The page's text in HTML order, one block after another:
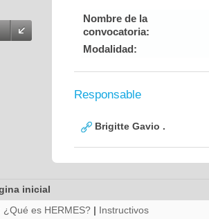
Nombre de la
convocatoria:
Modalidad:
Responsable
Brigitte Gavio .
inicial
¿Qué es HERMES? | Instructivos